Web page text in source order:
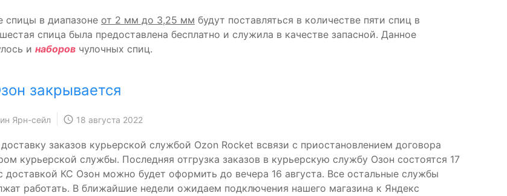
спицы в диапазоне от 2 мм до 3,25 мм будут поставляться в количестве пяти спиц в
спица была предоставлена бесплатно и служила в качестве запасной. Данное
и наборов чулочных спиц.
закрывается
Ярн-сейл 18 августа 2022
заказов курьерской службой Ozon Rocket всвязи с приостановлением договора
курьерской службы. Последняя отгрузка заказов в курьерскую службу Озон состоятся 17
доставкой КС Озон можно будет оформить до вечера 16 августа. Все остальные службы
работать. В ближайшие недели ожидаем подключения нашего магазина к Яндекс